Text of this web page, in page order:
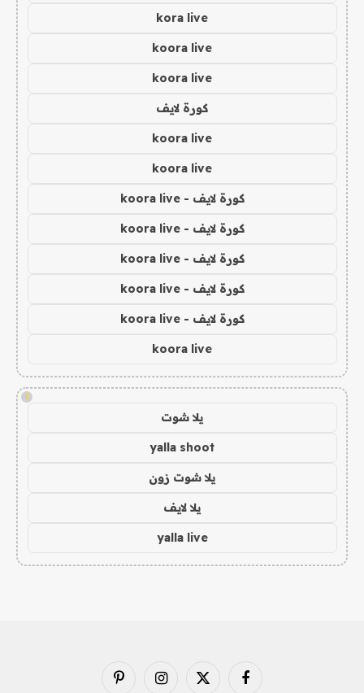
kora live
koora live
koora live
كورة لايف
koora live
koora live
كورة لايف - koora live
كورة لايف - koora live
كورة لايف - koora live
كورة لايف - koora live
كورة لايف - koora live
koora live
!
يلا شوت
yalla shoot
يلا شوت زون
يلا لايف
yalla live
فيسبوك X الانستغرامبينتيريست